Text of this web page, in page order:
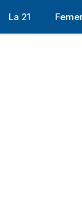
La 21